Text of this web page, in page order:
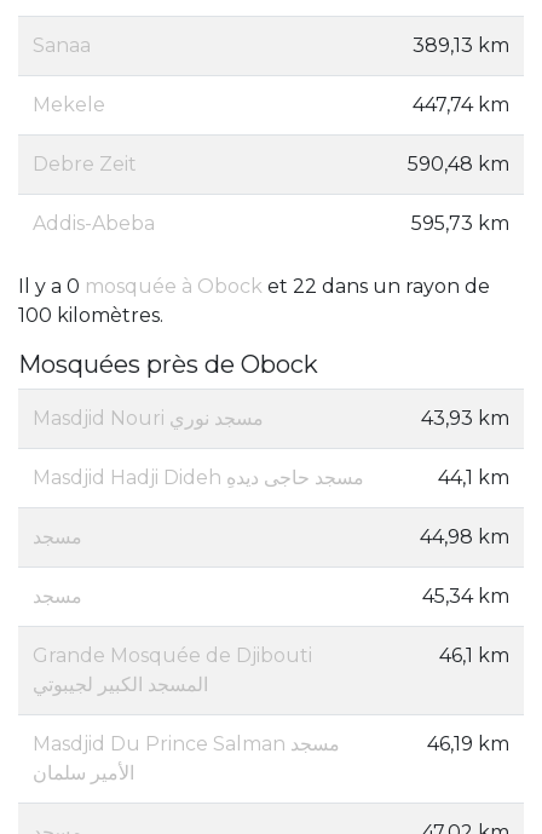
Sanaa 389,13 km
Mekele 447,74 km
Debre Zeit 590,48 km
Addis-Abeba 595,73 km
Il y a 0 mosquée à Obock et 22 dans un rayon de
100 kilomètres.
Mosquées près de Obock
Masdjid Nouri مسجد نوري 43,93 km
Masdjid Hadji Dideh مسجد حاجی دیدهِ 44,1 km
مسجد 44,98 km
مسجد 45,34 km
Grande Mosquée de Djibouti
المسجد الكبير لجيبوتي
46,1 km
Masdjid Du Prince Salman مسجد
الأمير سلمان
46,19 km